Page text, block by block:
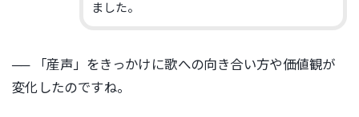
ました。
── 「産声」をきっかけに歌への向き合い方や価値観が
変化したのですね。